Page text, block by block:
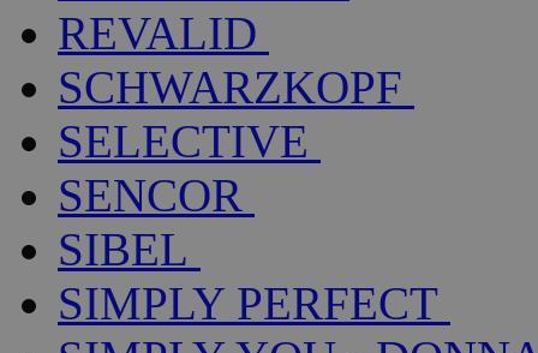
REVALID
SCHWARZKOPF
SELECTIVE
SENCOR
SIBEL
SIMPLY PERFECT